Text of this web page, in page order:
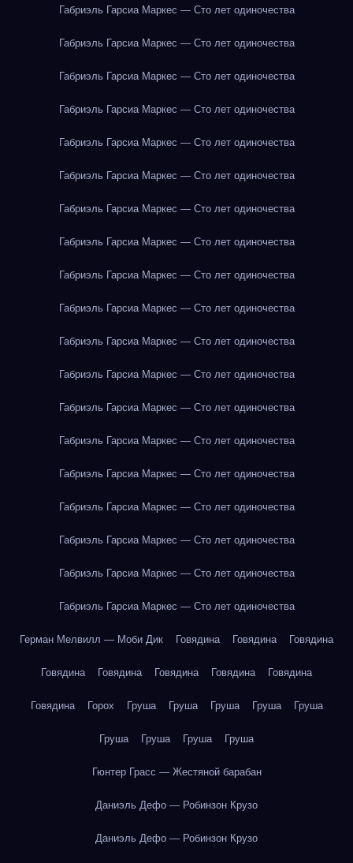
Габриэль Гарсиа Маркес — Сто лет одиночества
Габриэль Гарсиа Маркес — Сто лет одиночества
Габриэль Гарсиа Маркес — Сто лет одиночества
Габриэль Гарсиа Маркес — Сто лет одиночества
Габриэль Гарсиа Маркес — Сто лет одиночества
Габриэль Гарсиа Маркес — Сто лет одиночества
Габриэль Гарсиа Маркес — Сто лет одиночества
Габриэль Гарсиа Маркес — Сто лет одиночества
Габриэль Гарсиа Маркес — Сто лет одиночества
Габриэль Гарсиа Маркес — Сто лет одиночества
Габриэль Гарсиа Маркес — Сто лет одиночества
Габриэль Гарсиа Маркес — Сто лет одиночества
Габриэль Гарсиа Маркес — Сто лет одиночества
Габриэль Гарсиа Маркес — Сто лет одиночества
Габриэль Гарсиа Маркес — Сто лет одиночества
Габриэль Гарсиа Маркес — Сто лет одиночества
Габриэль Гарсиа Маркес — Сто лет одиночества
Габриэль Гарсиа Маркес — Сто лет одиночества
Габриэль Гарсиа Маркес — Сто лет одиночества
Герман Мелвилл — Моби Дик Говядина Говядина Говядина
Говядина Говядина Говядина Говядина Говядина
Говядина Горох Груша Груша Груша Груша Груша
Груша Груша Груша Груша
Гюнтер Грасс — Жестяной барабан
Даниэль Дефо — Робинзон Крузо
Даниэль Дефо — Робинзон Крузо